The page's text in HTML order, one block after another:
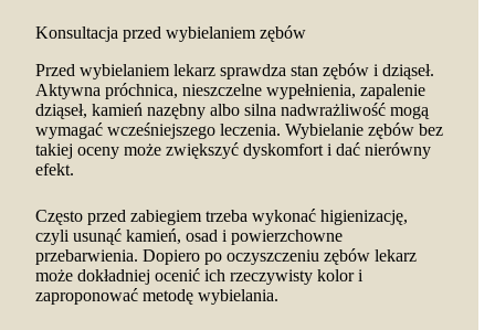
Konsultacja przed wybielaniem zębów
Przed wybielaniem lekarz sprawdza stan zębów i dziąseł.
Aktywna próchnica, nieszczelne wypełnienia, zapalenie
dziąseł, kamień nazębny albo silna nadwrażliwość mogą
wymagać wcześniejszego leczenia. Wybielanie zębów bez
takiej oceny może zwiększyć dyskomfort i dać nierówny
efekt.
Często przed zabiegiem trzeba wykonać higienizację,
czyli usunąć kamień, osad i powierzchowne
przebarwienia. Dopiero po oczyszczeniu zębów lekarz
może dokładniej ocenić ich rzeczywisty kolor i
zaproponować metodę wybielania.